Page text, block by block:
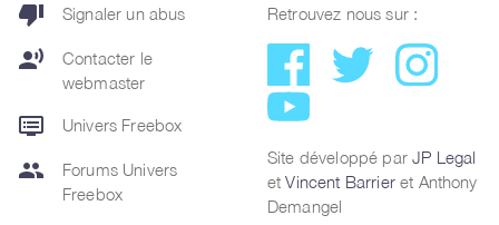
thumb_down Signaler un abus
record_voice_over
Contacter le
webmaster
dvr Univers Freebox
group
Forums Univers
Freebox
Retrouvez nous sur :
Site développé parJP Legal
etVincent Barrieret Anthony
Demangel